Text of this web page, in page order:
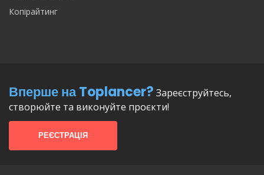
Копірайтинг
Вперше на Toplancer? Зареєструйтесь,
створюйте та виконуйте проєкти!
РЕЄСТРАЦІЯ